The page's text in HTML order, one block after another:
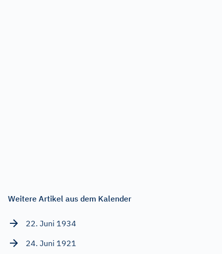
Weitere Artikel aus dem Kalender
22. Juni 1934
24. Juni 1921